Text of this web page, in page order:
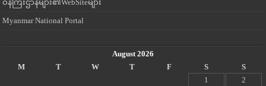
ဝန်ကြီးဌာနများ၏WebSiteများ
Myanmar National Portal
August 2026
M
T W T F S
S
1
2